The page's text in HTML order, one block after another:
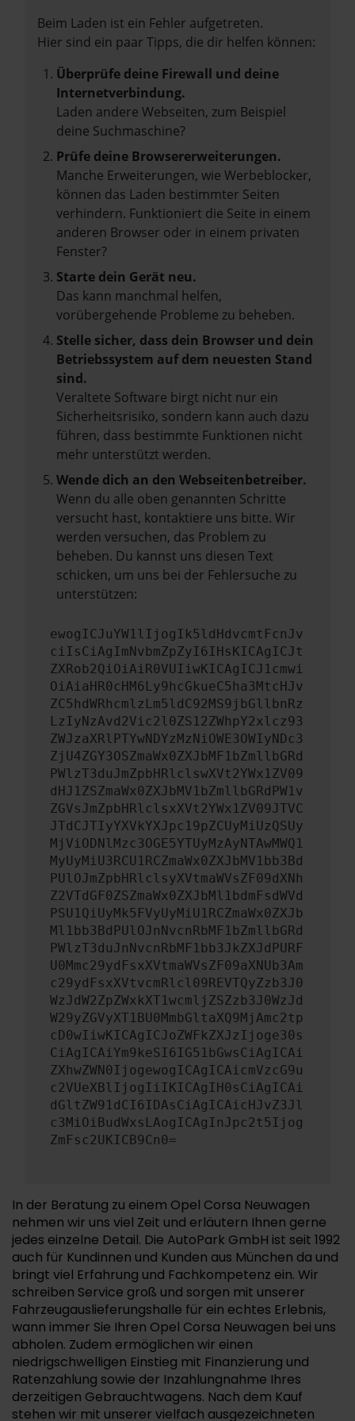
Beim Laden ist ein Fehler aufgetreten.
Hier sind ein paar Tipps, die dir helfen können:
Überprüfe deine Firewall und deine
Internetverbindung.
Laden andere Webseiten, zum Beispiel
deine Suchmaschine?
Prüfe deine Browsererweiterungen.
Manche Erweiterungen, wie Werbeblocker,
können das Laden bestimmter Seiten
verhindern. Funktioniert die Seite in einem
anderen Browser oder in einem privaten
Fenster?
Starte dein Gerät neu.
Das kann manchmal helfen,
vorübergehende Probleme zu beheben.
Stelle sicher, dass dein Browser und dein
Betriebssystem auf dem neuesten Stand
sind.
Veraltete Software birgt nicht nur ein
Sicherheitsrisiko, sondern kann auch dazu
führen, dass bestimmte Funktionen nicht
mehr unterstützt werden.
Wende dich an den Webseitenbetreiber.
Wenn du alle oben genannten Schritte
versucht hast, kontaktiere uns bitte. Wir
werden versuchen, das Problem zu
beheben. Du kannst uns diesen Text
schicken, um uns bei der Fehlersuche zu
unterstützen:
ewogICJuYW1lIjogIk5ldHdvcmtFcnJv
ciIsCiAgImNvbmZpZyI6IHsKICAgICJt
ZXRob2QiOiAiR0VUIiwKICAgICJ1cmwi
OiAiaHR0cHM6Ly9hcGkueC5ha3MtcHJv
ZC5hdWRhcmlzLm5ldC92MS9jbGllbnRz
LzIyNzAvd2Vic2l0ZS12ZWhpY2xlcz93
ZWJzaXRlPTYwNDYzMzNiOWE3OWIyNDc3
ZjU4ZGY3OSZmaWx0ZXJbMF1bZmllbGRd
PWlzT3duJmZpbHRlclswXVt2YWx1ZV09
dHJ1ZSZmaWx0ZXJbMV1bZmllbGRdPW1v
ZGVsJmZpbHRlclsxXVt2YWx1ZV09JTVC
JTdCJTIyYXVkYXJpc19pZCUyMiUzQSUy
MjViODNlMzc3OGE5YTUyMzAyNTAwMWQ1
MyUyMiU3RCU1RCZmaWx0ZXJbMV1bb3Bd
PUlOJmZpbHRlclsyXVtmaWVsZF09dXNh
Z2VTdGF0ZSZmaWx0ZXJbMl1bdmFsdWVd
PSU1QiUyMk5FVyUyMiU1RCZmaWx0ZXJb
Ml1bb3BdPUlOJnNvcnRbMF1bZmllbGRd
PWlzT3duJnNvcnRbMF1bb3JkZXJdPURF
U0Mmc29ydFsxXVtmaWVsZF09aXNUb3Am
c29ydFsxXVtvcmRlcl09REVTQyZzb3J0
WzJdW2ZpZWxkXT1wcmljZSZzb3J0WzJd
W29yZGVyXT1BU0MmbGltaXQ9MjAmc2tp
cD0wIiwKICAgICJoZWFkZXJzIjoge30s
CiAgICAiYm9keSI6IG51bGwsCiAgICAi
ZXhwZWN0IjogewogICAgICAicmVzcG9u
c2VUeXBlIjogIiIKICAgIH0sCiAgICAi
dGltZW91dCI6IDAsCiAgICAicHJvZ3Jl
c3MiOiBudWxsLAogICAgInJpc2t5Ijog
ZmFsc2UKICB9Cn0=
In der Beratung zu einem Opel Corsa Neuwagen
nehmen wir uns viel Zeit und erläutern Ihnen gerne
jedes einzelne Detail. Die AutoPark GmbH ist seit 1992
auch für Kundinnen und Kunden aus München da und
bringt viel Erfahrung und Fachkompetenz ein. Wir
schreiben Service groß und sorgen mit unserer
Fahrzeugauslieferungshalle für ein echtes Erlebnis,
wann immer Sie Ihren Opel Corsa Neuwagen bei uns
abholen. Zudem ermöglichen wir einen
niedrigschwelligen Einstieg mit Finanzierung und
Ratenzahlung sowie der Inzahlungnahme Ihres
derzeitigen Gebrauchtwagens. Nach dem Kauf
stehen wir mit unserer vielfach ausgezeichneten